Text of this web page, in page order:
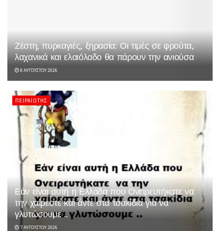
Ζέστη, πυρκαγιές, ξηρασία: Οι τιμές σε φρούτα,
λαχανικά και ελαιόλαδο θα πάρουν την ανιούσα
8 ΑΥΓΟΎΣΤΟΥ 2026
ΠΕΙΡΑΙΏΤΗΣ
Εάν είναι αυτή η Ελλάδα που Ονειρευτήκατε να
την χαίρεστε και άντε στα τσακίδια για να
γλυτώσουμε ..
7 ΑΥΓΟΎΣΤΟΥ 2026